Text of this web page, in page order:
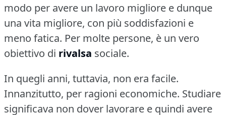
modo per avere un lavoro migliore e dunque
una vita migliore, con più soddisfazioni e
meno fatica. Per molte persone, è un vero
obiettivo di rivalsa sociale.
In quegli anni, tuttavia, non era facile.
Innanzitutto, per ragioni economiche. Studiare
significava non dover lavorare e quindi avere